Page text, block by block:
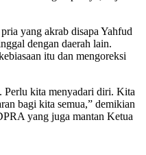
yang akrab disapa Yahfud
dengan daerah lain.
itu dan mengoreksi
Perlu kita menyadari diri. Kita
bagi kita semua,” demikian
yang juga mantan Ketua